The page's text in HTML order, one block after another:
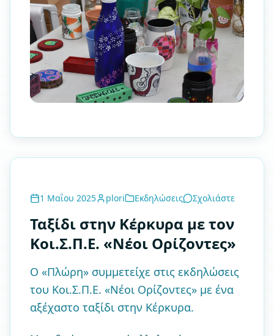
1 Μαΐου 2025 plori Εκδηλώσεις Σχολιάστε
Ταξίδι στην Κέρκυρα με τον
Κοι.Σ.Π.Ε. «Νέοι Ορίζοντες»
Ο «Πλώρη» συμμετείχε στις εκδηλώσεις
του Κοι.Σ.Π.Ε. «Νέοι Ορίζοντες» με ένα
αξέχαστο ταξίδι στην Κέρκυρα.